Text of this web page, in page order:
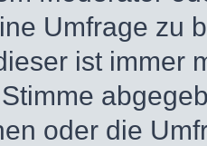
Umfrage zu
ist immer
oder die